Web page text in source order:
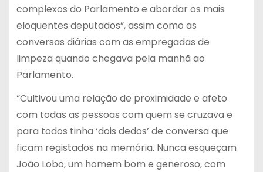
complexos do Parlamento e abordar os mais
eloquentes deputados”, assim como as
conversas diárias com as empregadas de
limpeza quando chegava pela manhã ao
Parlamento.
“Cultivou uma relação de proximidade e afeto
com todas as pessoas com quem se cruzava e
para todos tinha ‘dois dedos’ de conversa que
ficam registados na memória. Nunca esqueçam
João Lobo, um homem bom e generoso, com